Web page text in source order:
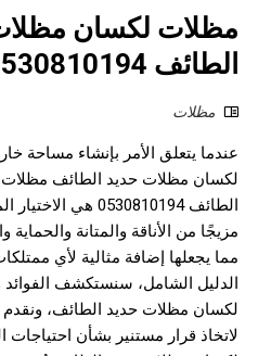
مظلات لكسان
الطائف 0530810194
مظلات
عندما يتعلق الأمر بإنشاء مساحة
لكسان مظلات حديد الطائف
الطائف 0530810194
مزيجًا من الأناقة والمتانة
مما يجعلها إضافة مثالية لأي
الدليل الشامل، سنستكشف الفوائد
لكسان مظلات حديد الطائف، ونقدم
لاتخاذ قرار مستنير بشأن